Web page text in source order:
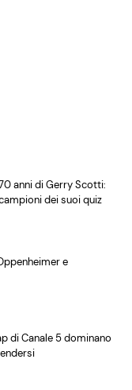
anni di Gerry Scotti:
dei suoi quiz
e
di Canale 5 dominano